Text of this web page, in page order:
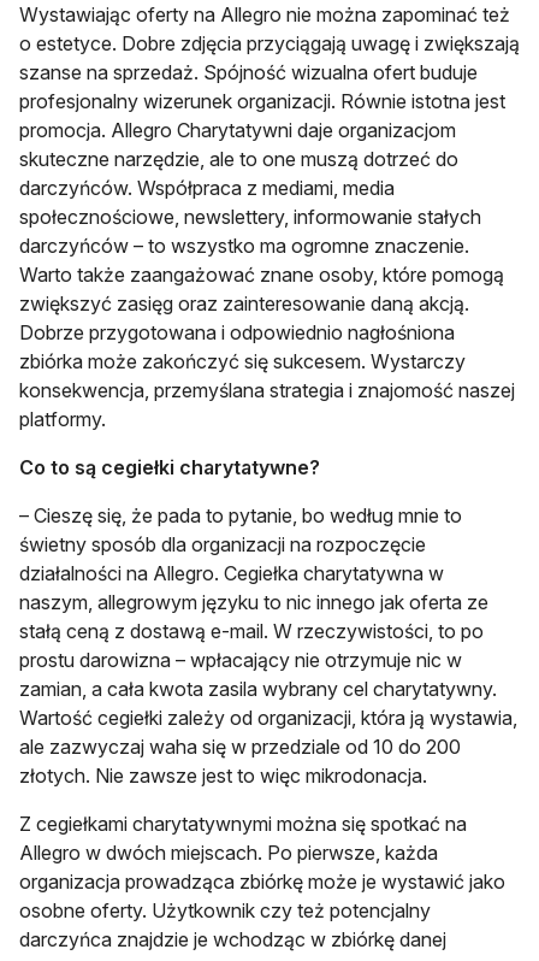
Wystawiając oferty na Allegro nie można zapominać też
o estetyce. Dobre zdjęcia przyciągają uwagę i zwiększają
szanse na sprzedaż. Spójność wizualna ofert buduje
profesjonalny wizerunek organizacji. Równie istotna jest
promocja. Allegro Charytatywni daje organizacjom
skuteczne narzędzie, ale to one muszą dotrzeć do
darczyńców. Współpraca z mediami, media
społecznościowe, newslettery, informowanie stałych
darczyńców – to wszystko ma ogromne znaczenie.
Warto także zaangażować znane osoby, które pomogą
zwiększyć zasięg oraz zainteresowanie daną akcją.
Dobrze przygotowana i odpowiednio nagłośniona
zbiórka może zakończyć się sukcesem. Wystarczy
konsekwencja, przemyślana strategia i znajomość naszej
platformy.
Co to są cegiełki charytatywne?
– Cieszę się, że pada to pytanie, bo według mnie to
świetny sposób dla organizacji na rozpoczęcie
działalności na Allegro. Cegiełka charytatywna w
naszym, allegrowym języku to nic innego jak oferta ze
stałą ceną z dostawą e-mail. W rzeczywistości, to po
prostu darowizna – wpłacający nie otrzymuje nic w
zamian, a cała kwota zasila wybrany cel charytatywny.
Wartość cegiełki zależy od organizacji, która ją wystawia,
ale zazwyczaj waha się w przedziale od 10 do 200
złotych. Nie zawsze jest to więc mikrodonacja.
Z cegiełkami charytatywnymi można się spotkać na
Allegro w dwóch miejscach. Po pierwsze, każda
organizacja prowadząca zbiórkę może je wystawić jako
osobne oferty. Użytkownik czy też potencjalny
darczyńca znajdzie je wchodząc w zbiórkę danej